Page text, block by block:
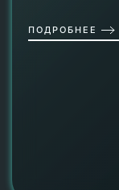
ПОДРОБНЕЕ